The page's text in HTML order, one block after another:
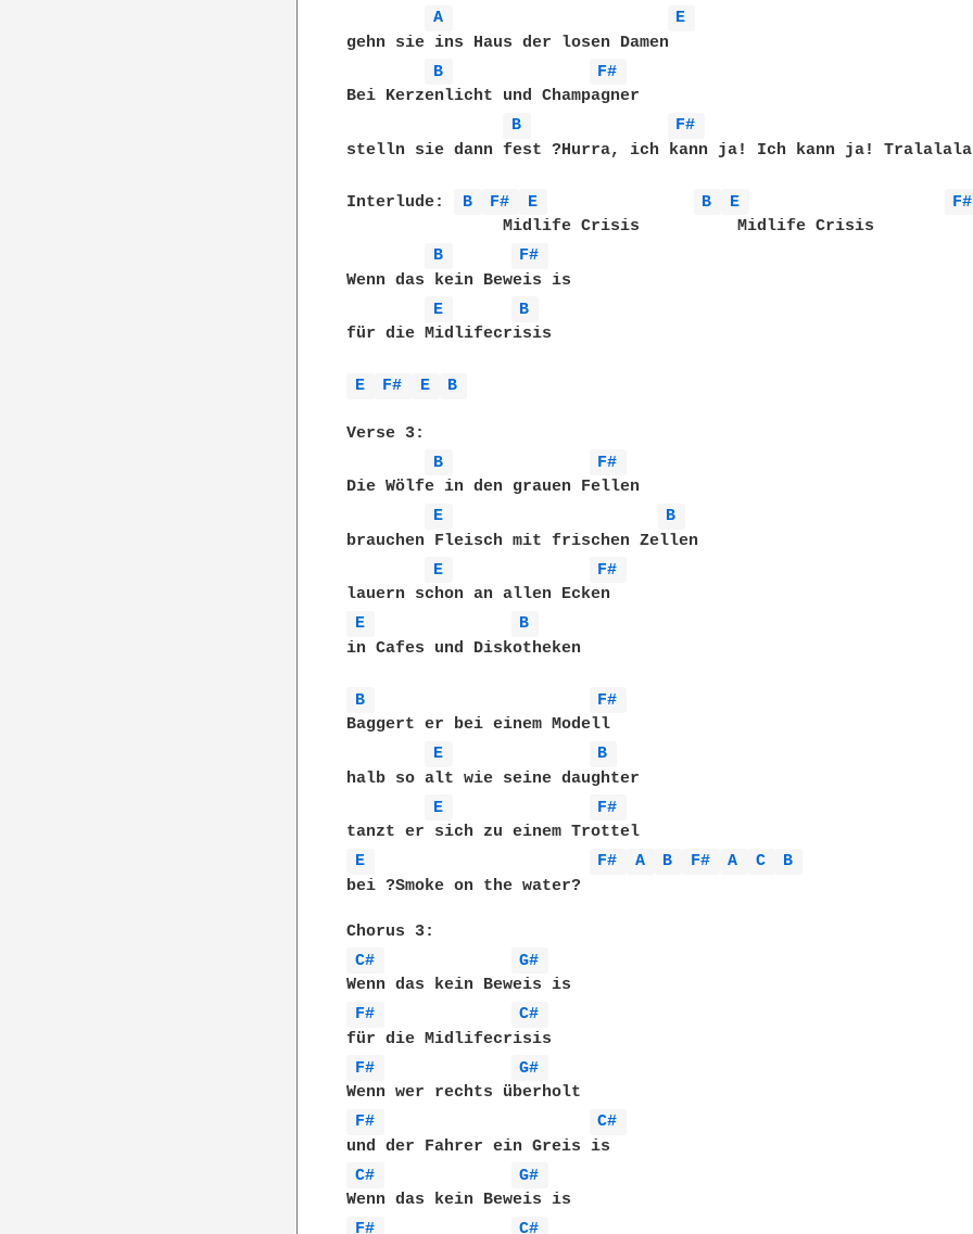
A
E
gehn sie ins Haus der losen Damen
B
F#
Bei Kerzenlicht und Champagner
B
F#
stelln sie dann fest ?Hurra, ich kann ja! Ich kann ja!
Interlude: B F# E B E F#
                Midlife Crisis          Midlife Crisis
B
F#
Wenn das kein Beweis is
E
B
für die Midlifecrisis
E F# E B
Verse 3:
B
F#
Die Wölfe in den grauen Fellen
E
B
brauchen Fleisch mit frischen Zellen
E
F#
E
B
in Cafes und Diskotheken
B
F#
Baggert er bei einem Modell
E
B
halb so alt wie seine daughter
E
F#
E
F# A B F# A C
B
bei ?Smoke on the water?
C#
G#
F#
C#
F#
G#
F#
C#
C#
G#
F#
C#